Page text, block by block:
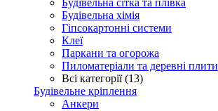
Будівельна сітка та плівка
Будівельна хімія
Гіпсокартонні системи
Клеї
Паркани та огорожа
Пиломатеріали та деревні плити
Всі категорії (13)
Будівельне кріплення
Анкери